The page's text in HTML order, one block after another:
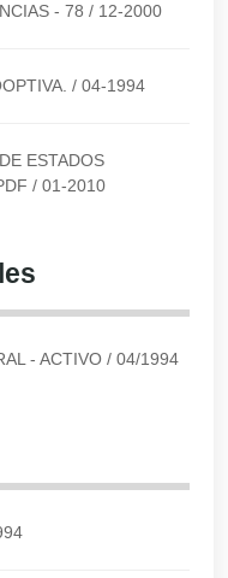
- 78 / 12-2000
/ 04-1994
ESTADOS
/ 01-2010
- ACTIVO / 04/1994